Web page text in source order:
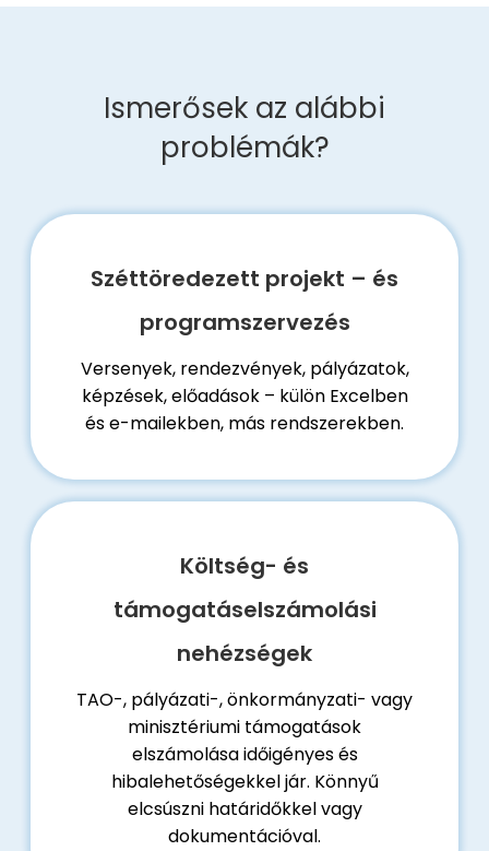
Ismerősek az alábbi
problémák?
Széttöredezett projekt – és
programszervezés
Versenyek, rendezvények, pályázatok,
képzések, előadások – külön Excelben
és e-mailekben, más rendszerekben.
Költség- és
támogatáselszámolási
nehézségek
TAO-, pályázati-, önkormányzati- vagy
minisztériumi támogatások
elszámolása időigényes és
hibalehetőségekkel jár. Könnyű
elcsúszni határidőkkel vagy
dokumentációval.